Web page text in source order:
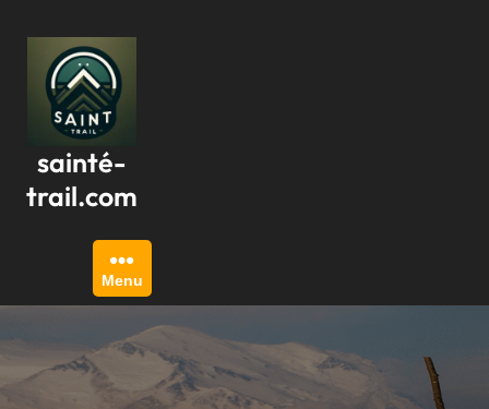
contenu
sainté-
trail.com
Menu